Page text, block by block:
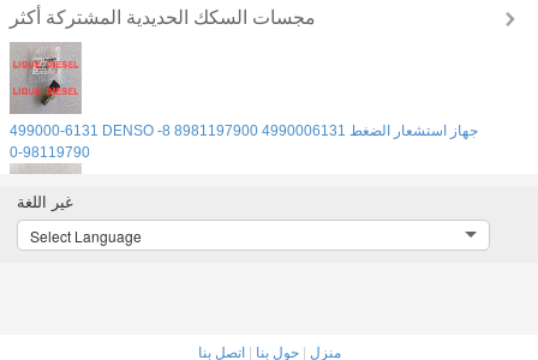
مجسات السكك الحديدية المشتركة
499000-6131 DENSO جهاز استشعار الضغط 4990006131 8981197900 8-
98119790-0
جهاز استشعار ضغط الوقود 0281006325 0 281 006 325 281006325 5297641 5
غير اللغة
Select Language
منزل |حول بنا |اتصل بنا